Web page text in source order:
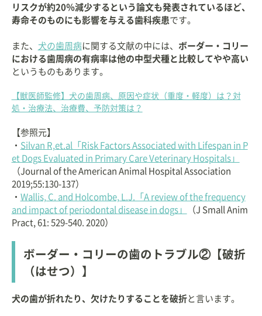
リスクが約20％減少するという論文も発表されているほど、
寿命そのものにも影響を与える歯科疾患です。
また、 犬の歯周病に関する文献の中には、 ボーダー・コリー
における歯周病の有病率は他の中型犬種と比較してやや高い
というものもあります。
【獣医師監修】犬の歯周病、原因や症状（重度・軽度）は？対
処・治療法、治療費、予防対策は？
【参照元】
・ Silvan R,et.al「Risk Factors Associated with Lifespan in P
et Dogs Evaluated in Primary Care Veterinary Hospitals」
（Journal of the American Animal Hospital Association
2019;55:130-137）
・ Wallis, C. and Holcombe, L.J.「A review of the frequency
and impact of periodontal disease in dogs」
（J Small Anim
Pract, 61: 529-540. 2020）
ボーダー・コリーの歯のトラブル②【破折
（はせつ）】
犬の歯が折れたり、欠けたりすることを破折と言います。